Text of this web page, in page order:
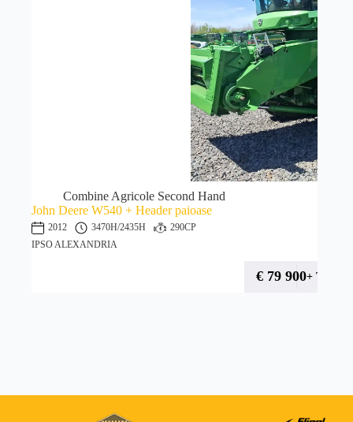
Combine Agricole Second Hand
John Deere W540 + Header paioase
2012 3470H/2435H
290CP
IPSO ALEXANDRIA
€ 79 900+ TVA